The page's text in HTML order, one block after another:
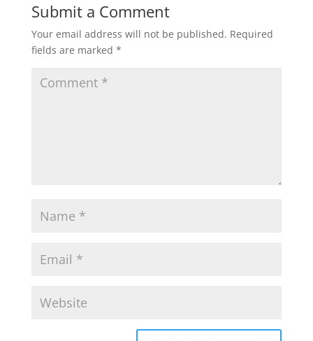
Submit a Comment
Your email address will not be published. Required
fields are marked *